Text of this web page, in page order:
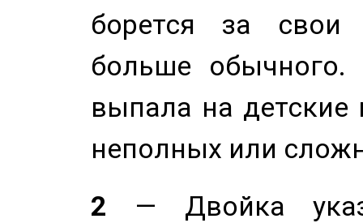
борется за свои
больше
выпала на детские
неполных или
2 — Двойка